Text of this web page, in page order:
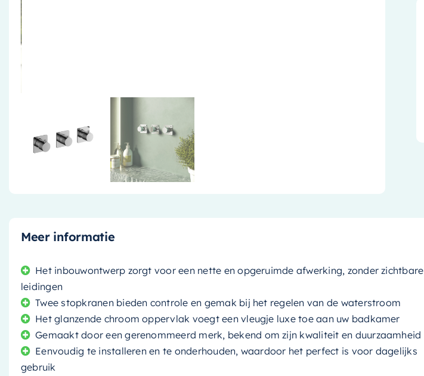
Meer informatie
Het inbouwontwerp zorgt voor een nette en opgeruimde afwerking, zonder zichtbare
leidingen
Twee stopkranen bieden controle en gemak bij het regelen van de waterstroom
Het glanzende chroom oppervlak voegt een vleugje luxe toe aan uw badkamer
Gemaakt door een gerenommeerd merk, bekend om zijn kwaliteit en duurzaamheid
Eenvoudig te installeren en te onderhouden, waardoor het perfect is voor dagelijks
gebruik